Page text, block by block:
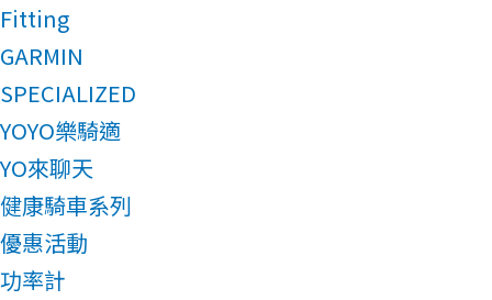
Fitting
GARMIN
SPECIALIZED
YOYO樂騎適
YO來聊天
健康騎車系列
優惠活動
功率計